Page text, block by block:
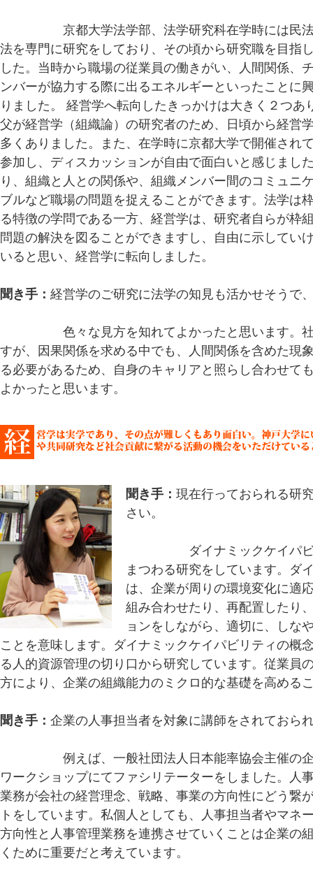
京都大学法学部、法学研究科在学時には民
法を専門に研究をしており、その頃から研究職を目指
した。当時から職場の従業員の働きがい、人間関係、
ンバーが協力する際に出るエネルギーといったことに
りました。 経営学へ転向したきっかけは大きく２つあ
父が経営学（組織論）の研究者のため、日頃から経営
多くありました。また、在学時に京都大学で開催され
参加し、ディスカッションが自由で面白いと感じまし
り、組織と人との関係や、組織メンバー間のコミュニ
ブルなど職場の問題を捉えることができます。法学は
る特徴の学問である一方、経営学は、研究者自らが枠
問題の解決を図ることができますし、自由に示してい
いると思い、経営学に転向しました。
聞き手： 経営学のご研究に法学の知見も活かせそうで
色々な見方を知れてよかったと思います。
すが、因果関係を求める中でも、人間関係を含めた現
る必要があるため、自身のキャリアと照らし合わせて
よかったと思います。
聞き手： 現在行っておられる研
さい。
ダイナミックケイパ
まつわる研究をしています。ダ
は、企業が周りの環境変化に適
組み合わせたり、再配置したり
ョンをしながら、適切に、しな
ことを意味します。ダイナミックケイパビリティの概
る人的資源管理の切り口から研究しています。従業員
方により、企業の組織能力のミクロ的な基礎を高める
聞き手： 企業の人事担当者を対象に講師をされておら
例えば、一般社団法人日本能率協会主催の
ワークショップにてファシリテーターをしました。人
業務が会社の経営理念、戦略、事業の方向性にどう繋
トをしています。私個人としても、人事担当者やマネ
方向性と人事管理業務を連携させていくことは企業の
くために重要だと考えています。